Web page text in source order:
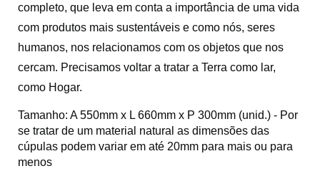
completo, que leva em conta a importância de uma vida
com produtos mais sustentáveis e como nós, seres
humanos, nos relacionamos com os objetos que nos
cercam. Precisamos voltar a tratar a Terra como lar,
como Hogar.
Tamanho: A 550mm x L 660mm x P 300mm (unid.) - Por
se tratar de um material natural as dimensões das
cúpulas podem variar em até 20mm para mais ou para
menos